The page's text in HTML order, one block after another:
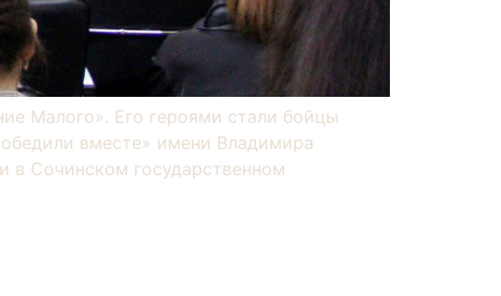
Малого». Его героями стали бойцы
вместе» имени Владимира
в Сочинском государственном